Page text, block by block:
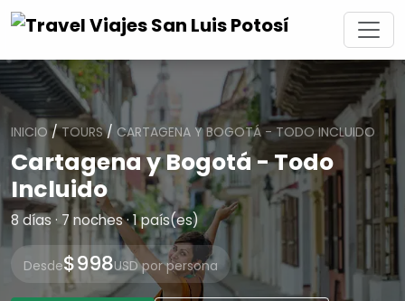
INICIO /TOURS/ CARTAGENA Y BOGOTÁ - TODO INCLUIDO
Cartagena y Bogotá - Todo
Incluido
8 días · 7 noches · 1 país(es)
Desde$998USD por persona